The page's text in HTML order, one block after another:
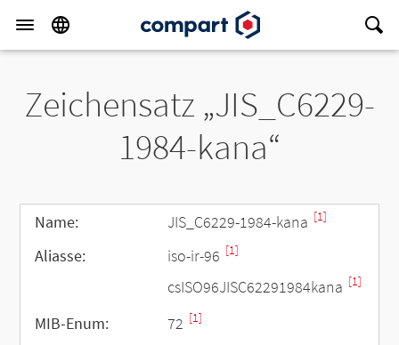
Zeichensatz „JIS_C6229-
1984-kana“
Name: JIS_C6229-1984-kana [1]
Aliasse: iso-ir-96 [1]
csISO96JISC62291984kana [1]
MIB-Enum: 72 [1]